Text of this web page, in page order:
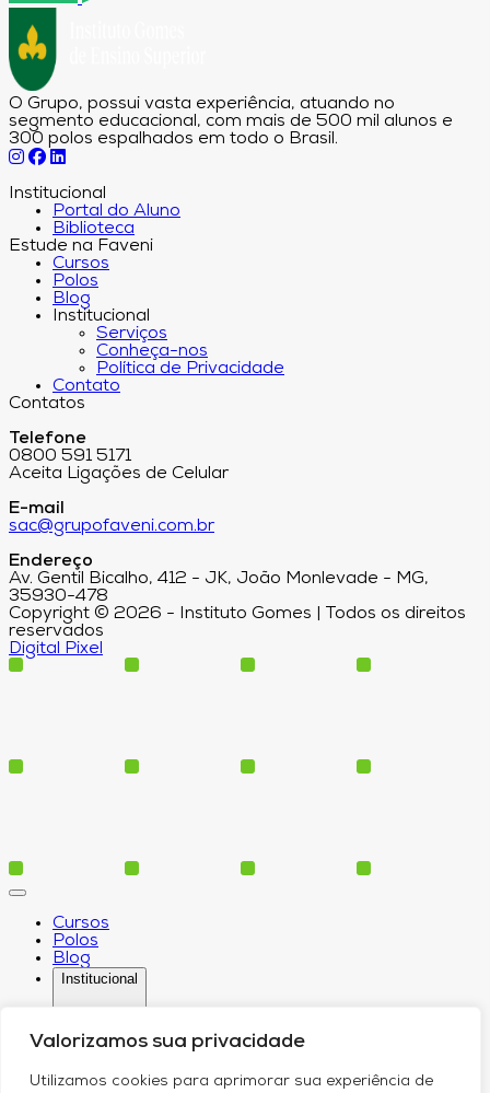
Valorizamos sua privacidade
Utilizamos cookies para aprimorar sua experiência de
O Grupo, possui vasta experiência, atuando no
segmento educacional, com mais de 500 mil alunos e
300 polos espalhados em todo o Brasil.
Institucional
Portal do Aluno
Biblioteca
Estude na Faveni
Cursos
Polos
Blog
Institucional
Serviços
Conheça-nos
Política de Privacidade
Contato
Contatos
Telefone
0800 591 5171
Aceita Ligações de Celular
E-mail
sac@grupofaveni.com.br
Endereço
Av. Gentil Bicalho, 412 - JK, João Monlevade - MG,
35930-478
Copyright © 2026 - Instituto Gomes | Todos os direitos
reservados
Digital Pixel
Cursos
Polos
Blog
Institucional
Serviços